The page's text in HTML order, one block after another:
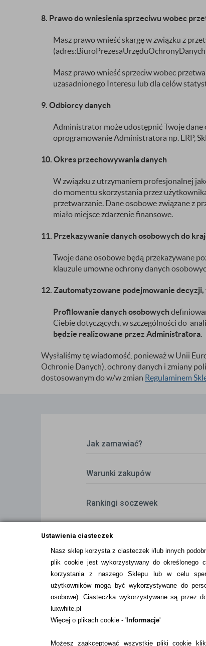
Ustawienia ciasteczek
Nasz sklep korzysta z ciasteczek i/lub innych
plik cookie jest wykorzystywany do określonego
korzystania z naszego Sklepu lub w celu
użytkowników mogą być wykorzystywane do
osobowe). Ciasteczka wykorzystywane są przez
luxwhite.pl
Więcej o plikach cookie - 'Informacje'
Możesz zaakceptować wszystkie pliki cookie
8. Prawo do wniesienia sprzeciwu wobec
Masz prawo wnieść skargę w związku z
Masz prawo wnieść sprzeciw wobec
uzasadnionego Interesu lub dla celów
9. Odbiorcy danych
Administrator może udostępnić Twoje dane
oprogramowanie Administratora np. ERP,
10. Okres przechowywania danych
W związku z utrzymaniem profesjonalnej
do momentu skorzystania przez
przetwarzanie. Dane osobowe związane z
miało miejsce zdarzenie finansowe.
11. Przekazywanie danych osobowych do
Twoje dane osobowe będą przekazywane
klauzule umowne ochrony danych
12. Zautomatyzowane podejmowanie
Profilowanie danych osobowych
Ciebie dotyczących, w szczególności do
będzie realizowane przez Administratora.
Wysłaliśmy tę wiadomość, ponieważ w Unii
Ochronie Danych), ochrony danych i zmiany
dostosowanym do w/w zmian Regulaminem
Jak zamawiać?
Warunki zakupów
Rankingi soczewek
Zwrot (odstąpienie od umowy)
ZMIEŃ USTAWIENIA ZGODY NA